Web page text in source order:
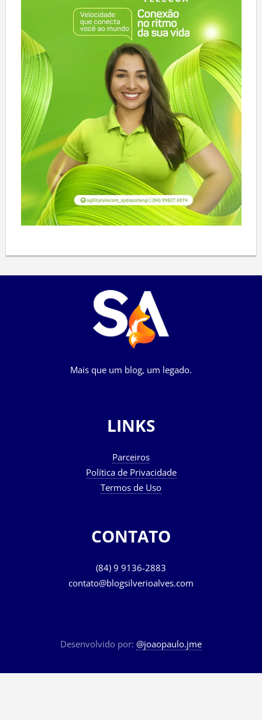
Mais que um blog, um legado.
LINKS
Parceiros
Política de Privacidade
Termos de Uso
CONTATO
(84) 9 9136-2883
contato@blogsilverioalves.com
Desenvolvido por: @joaopaulo.jme